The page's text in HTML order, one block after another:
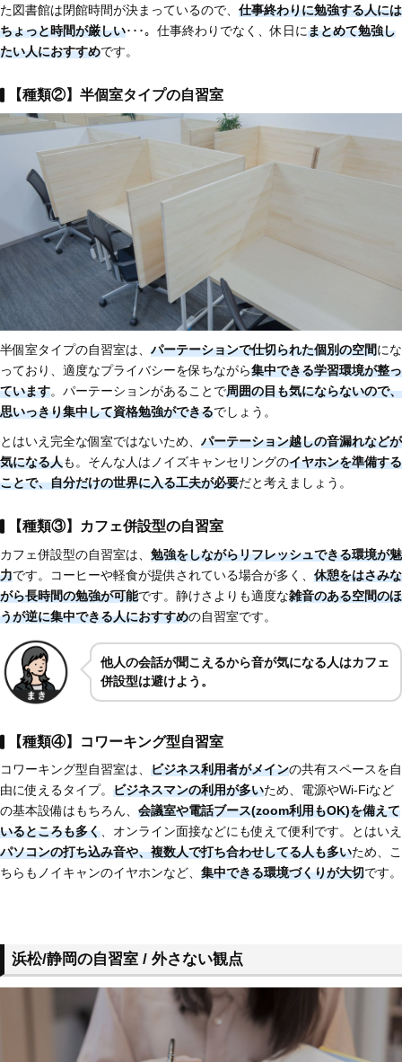
た図書館は閉館時間が決まっているので、 仕事終わりに勉強する人には
ちょっと時間が厳しい･･･。仕事終わりでなく、休日にまとめて勉強し
たい人におすすめです。
【種類②】半個室タイプの自習室
半個室タイプの自習室は、 パーテーションで仕切られた個別の空間にな
っており、適度なプライバシーを保ちながら集中できる学習環境が整っ
ています。パーテーションがあることで周囲の目も気にならないので、
思いっきり集中して資格勉強ができるでしょう。
とはいえ完全な個室ではないため、 パーテーション越しの音漏れなどが
気になる人も。そんな人はノイズキャンセリングのイヤホンを準備する
ことで、自分だけの世界に入る工夫が必要だと考えましょう。
【種類③】カフェ併設型の自習室
カフェ併設型の自習室は、 勉強をしながらリフレッシュできる環境が魅
力です。コーヒーや軽食が提供されている場合が多く、 休憩をはさみな
がら長時間の勉強が可能です。静けさよりも適度な雑音のある空間のほ
うが逆に集中できる人におすすめの自習室です。
他人の会話が聞こえるから音が気になる人はカフェ
併設型は避けよう。
【種類④】コワーキング型自習室
コワーキング型自習室は、 ビジネス利用者がメインの共有スペースを自
由に使えるタイプ。 ビジネスマンの利用が多いため、電源やWi-Fiなど
の基本設備はもちろん、 会議室や電話ブース(zoom利用もOK)を備えて
いるところも多く、オンライン面接などにも使えて便利です。とはいえ
パソコンの打ち込み音や、複数人で打ち合わせしてる人も多いため、こ
ちらもノイキャンのイヤホンなど、 集中できる環境づくりが大切です。
浜松/静岡の自習室 / 外さない観点